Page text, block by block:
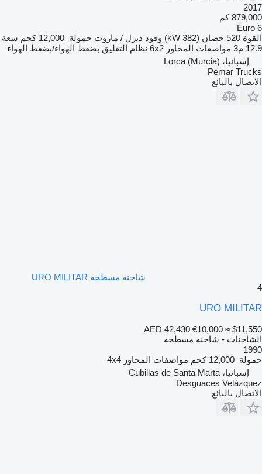
2017
879,000 كم
Euro 6
القوة 520 حصان (382 kW) وقود ديزل / مازوت حمولة 12,000 كجم
سعة
12.9 م3
مواصفات المحاور 6x2 نظام التعليق بضغط الهواء/بضغط الهواء
إسبانيا، Lorca (Murcia)
Pemar Trucks
الاتصال بالبائع
شاحنة مسطحة URO MILITAR
4
URO MILITAR
AED 42,430 €10,000 ≈ $11,550
الشاحنات - شاحنة مسطحة
1990
حمولة 12,000 كجم مواصفات المحاور 4x4
إسبانيا، Cubillas de Santa Marta
Desguaces Velázquez
الاتصال بالبائع